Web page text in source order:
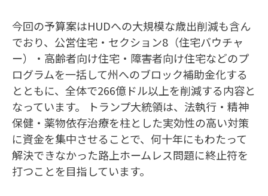
今回の予算案はHUDへの大規模な歳出削減も含ん
でおり、公営住宅・セクション8（住宅バウチャ
ー）・高齢者向け住宅・障害者向け住宅などのプ
ログラムを一括して州へのブロック補助金化する
とともに、全体で266億ドル以上を削減する内容と
なっています。 トランプ大統領は、法執行・精神
保健・薬物依存治療を柱とした実効性の高い対策
に資金を集中させることで、何十年にもわたって
解決できなかった路上ホームレス問題に終止符を
打つことを目指しています。